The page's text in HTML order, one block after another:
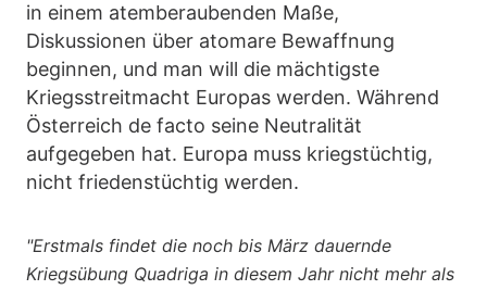
in einem atemberaubenden Maße,
Diskussionen über atomare Bewaffnung
beginnen, und man will die mächtigste
Kriegsstreitmacht Europas werden. Während
Österreich de facto seine Neutralität
aufgegeben hat. Europa muss kriegstüchtig,
nicht friedenstüchtig werden.
"Erstmals findet die noch bis März dauernde
Kriegsübung Quadriga in diesem Jahr nicht mehr als